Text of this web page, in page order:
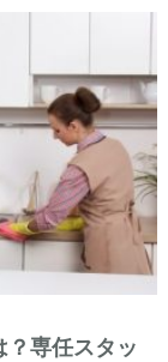
専任スタッ